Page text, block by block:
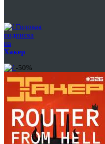
Годовая
подписка
на
Хакер
-50%